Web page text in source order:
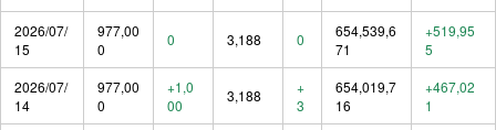
2026/07/
15
977,00
0
0 3,188 0
654,539,6
71
+519,95
5
2026/07/
14
977,00
0
+1,0
00
3,188
+
3
654,019,7
16
+467,02
1